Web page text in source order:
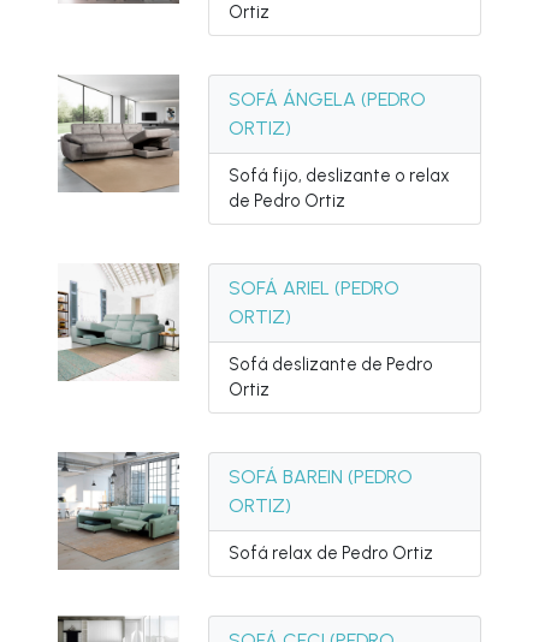
Ortiz
SOFÁ ÁNGELA (PEDRO
ORTIZ)
Sofá fijo, deslizante o relax
de Pedro Ortiz
SOFÁ ARIEL (PEDRO
ORTIZ)
Sofá deslizante de Pedro
Ortiz
SOFÁ BAREIN (PEDRO
ORTIZ)
Sofá relax de Pedro Ortiz